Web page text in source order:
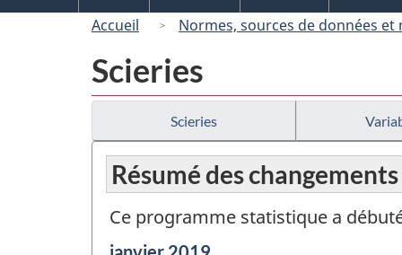
Accueil Normes, sources de données et
Scieries
Scieries
Résumé des changements
Ce programme statistique a